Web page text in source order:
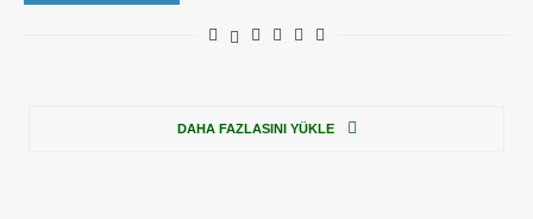
DAHA FAZLASINI YÜKLE